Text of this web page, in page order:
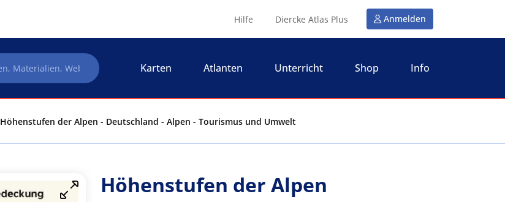
Hilfe Diercke Atlas Plus Anmelden
Karten Atlanten Unterricht Shop Info
Höhenstufen der Alpen - Deutschland - Alpen - Tourismus und Umwelt
Höhenstufen der Alpen